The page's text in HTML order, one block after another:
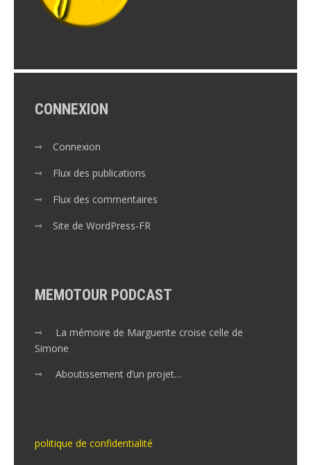
CONNEXION
Connexion
Flux des publications
Flux des commentaires
Site de WordPress-FR
MEMOTOUR PODCAST
La mémoire de Marguerite croise celle de
Simone
Aboutissement d’un projet…
politique de confidentialité